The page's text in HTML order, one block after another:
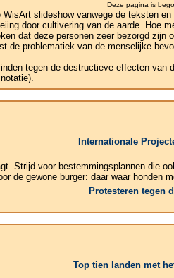
Deze pagina is
slideshow vanwege de teksten
door cultivering van de aarde. Hoe
dat deze personen zeer bezorgd
de problematiek van de menselijke
tegen de destructieve effecten
Internationale
Strijd voor bestemmingsplannen die
de gewone burger: daar waar
Protesteren tegen
Top tien landen met